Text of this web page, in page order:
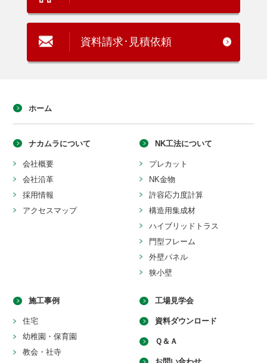
資料請求･見積依頼
ホーム
ナカムラについて
会社概要
会社沿革
採用情報
アクセスマップ
NK工法について
プレカット
NK金物
許容応力度計算
構造用集成材
ハイブリッドトラス
門型フレーム
外壁パネル
狭小壁
施工事例
住宅
幼稚園・保育園
教会・社寺
工場見学会
資料ダウンロード
Ｑ＆Ａ